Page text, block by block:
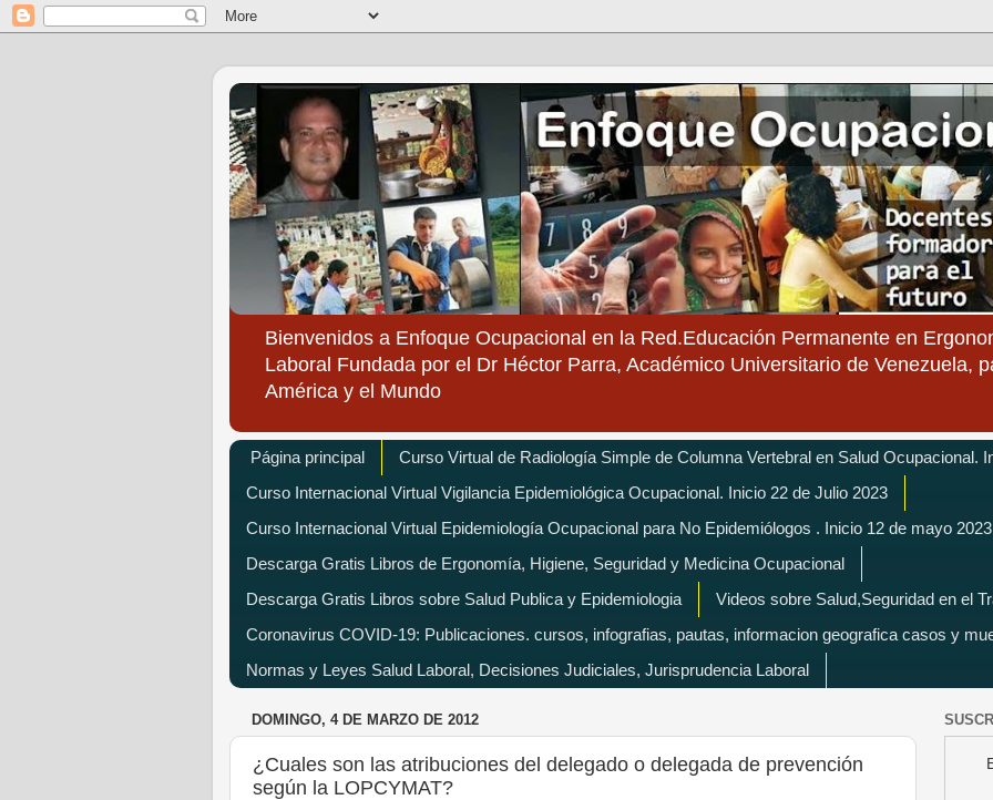
Bienvenidos a Enfoque Ocupacional en la Red.Educación Permanente en
Laboral Fundada por el Dr Héctor Parra, Académico Universitario de Venezuela,
América y el Mundo
Página principal
Curso Virtual de Radiología Simple de Columna Vertebral en Salud Ocupacional.
Curso Internacional Virtual Vigilancia Epidemiológica Ocupacional. Inicio 22 de Julio 2023
Curso Internacional Virtual Epidemiología Ocupacional para No Epidemiólogos . Inicio 12 de mayo 2023
Descarga Gratis Libros de Ergonomía, Higiene, Seguridad y Medicina Ocupacional
Descarga Gratis Libros sobre Salud Publica y Epidemiologia
Videos sobre Salud,Seguridad en el
Coronavirus COVID-19: Publicaciones. cursos, infografias, pautas, informacion geografica casos y
Normas y Leyes Salud Laboral, Decisiones Judiciales, Jurisprudencia Laboral
DOMINGO, 4 DE MARZO DE 2012
¿Cuales son las atribuciones del delegado o delegada de prevención
según la LOPCYMAT?